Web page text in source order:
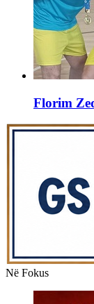
Florim
Në Fokus